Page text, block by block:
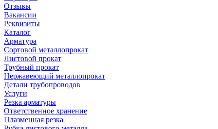
Отзывы
Вакансии
Реквизиты
Каталог
Арматура
Сортовой металлопрокат
Листовой прокат
Трубный прокат
Нержавеющий металлопрокат
Детали трубопроводов
Услуги
Резка арматуры
Ответственное хранение
Плазменная резка